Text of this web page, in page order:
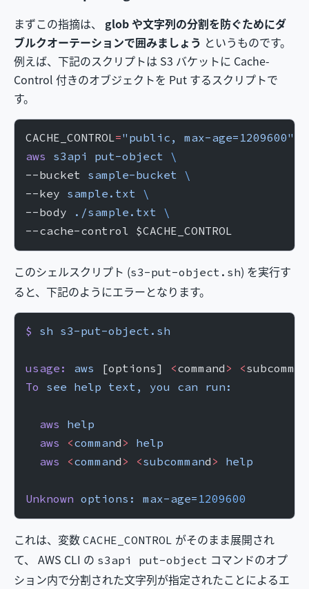
まずこの指摘は、 glob や文字列の分割を防ぐためにダ
ブルクオーテーションで囲みましょう というものです。
例えば、下記のスクリプトは S3 バケットに Cache-
Control 付きのオブジェクトを Put するスクリプトで
す。
CACHE_CONTROL="public, max-age=1209600"
aws s3api put-object \
--bucket sample-bucket \
--key sample.txt \
--body ./sample.txt \
--cache-control $CACHE_CONTROL
このシェルスクリプト (s3-put-object.sh) を実行す
ると、下記のようにエラーとなります。
$ sh s3-put-object.sh
usage: aws [options] <command> <
To see help text, you can run:
  aws
help
  aws
<command> help
  aws
<command> <subcommand> help
Unknown options: max-age=1209600
これは、変数CACHE_CONTROL がそのまま展開され
て、 AWS CLI の s3api put-object コマンドのオプ
ション内で分割された文字列が指定されたことによるエ